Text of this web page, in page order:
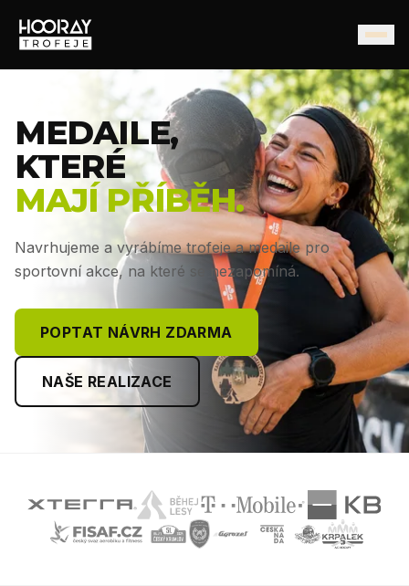
MEDAILE,
KTERÉ
MAJÍ PŘÍBĚH.
Navrhujeme a vyrábíme trofeje a medaile pro
sportovní akce, na které se nezapomíná.
POPTAT NÁVRH ZDARMA
NAŠE REALIZACE